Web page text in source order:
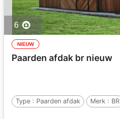
6
NIEUW
Paarden afdak br nieuw
Type : Paarden afdak Merk : BR